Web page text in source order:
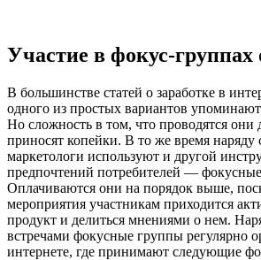
Участие в фокус-группах
В большинстве статей о заработке в
одного из простых вариантов
Но сложность в том, что проводятся они
приносят копейки. В то же время наряду
маркетологи используют и другой
предпочтений потребителей —
Оплачиваются они на порядок выше,
мероприятия участникам приходится
продукт и делиться мнениями о нем.
встречами фокусные группы регулярно
интернете, где принимают следующие